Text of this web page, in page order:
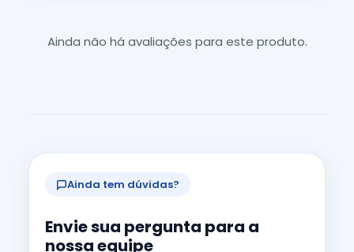
Ainda não há avaliações para este produto.
Ainda tem dúvidas?
Envie sua pergunta para a
nossa equipe